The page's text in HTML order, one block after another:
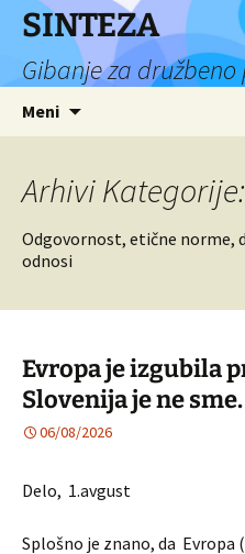
Preskoči
vsebino
SINTEZA
Gibanje za družbeno
Meni
Arhivi
Odgovornost, etične norme,
odnosi
Evropa je izgubila
Slovenija je ne sme.
06/08/2026
Delo, 1.avgust
Splošno je znano, da Evropa